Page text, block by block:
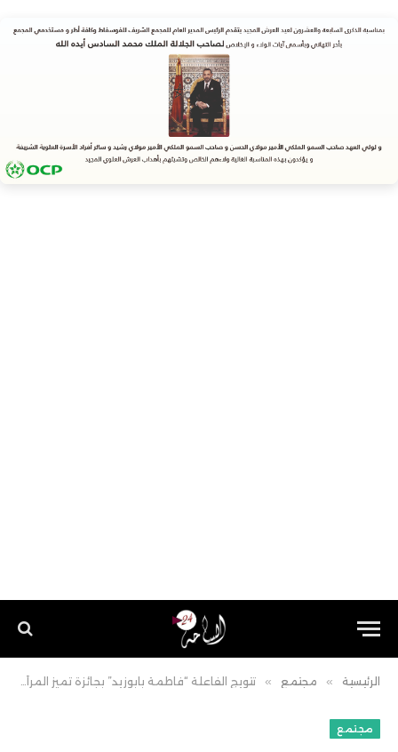
الرئيسية » مجتمع » تتويج الفاعلة “فاطمة بابوزيد” بجائزة تميز المرأة المغربية بالرباط
مجتمع